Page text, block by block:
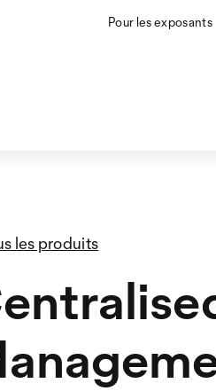
Pour les exposants
les produits